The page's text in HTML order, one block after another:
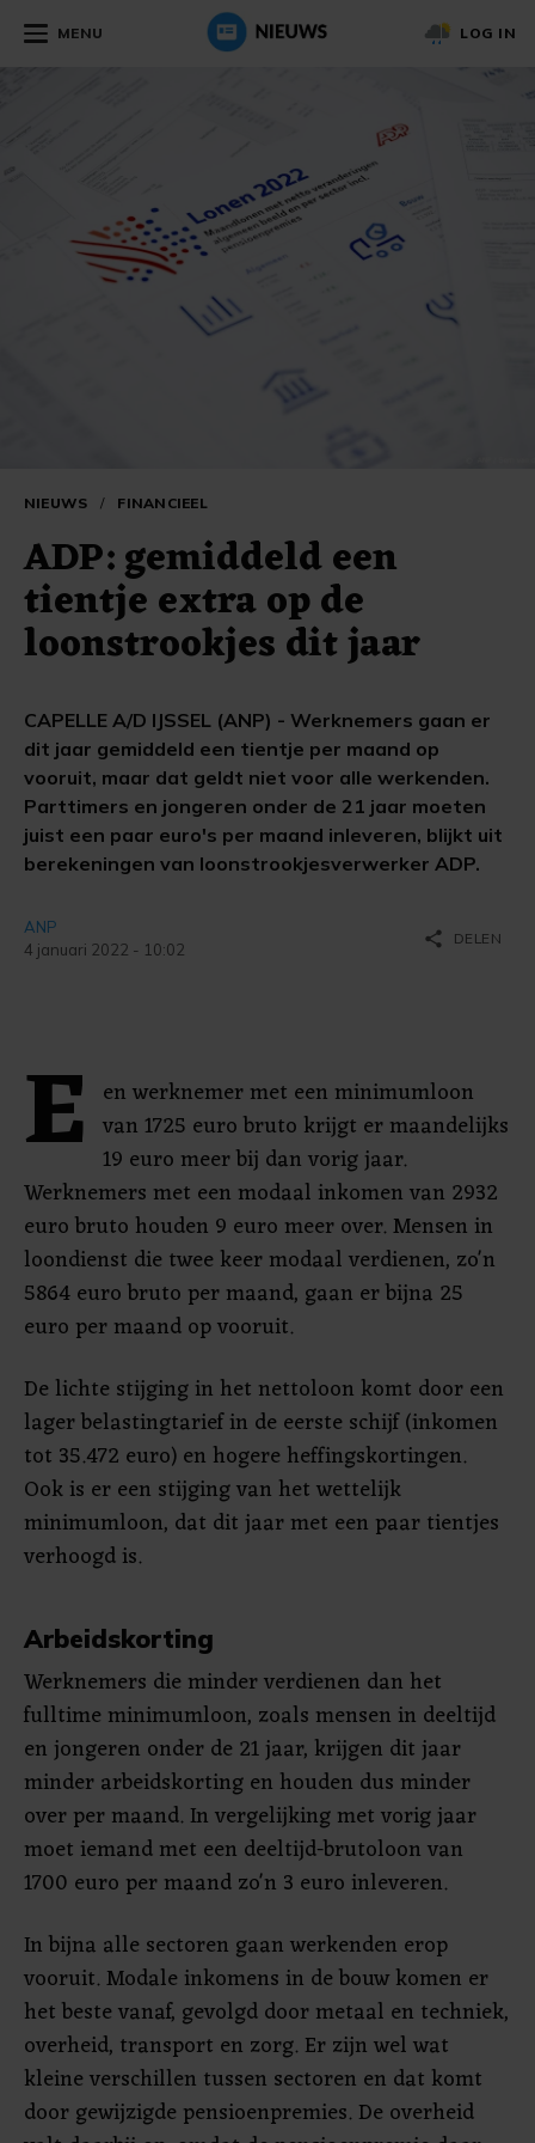
MENU LOG IN
NIEUWS / FINANCIEEL
ADP: gemiddeld een
tientje extra op de
loonstrookjes dit jaar
CAPELLE A/D IJSSEL (ANP) - Werknemers gaan er
dit jaar gemiddeld een tientje per maand op
vooruit, maar dat geldt niet voor alle werkenden.
Parttimers en jongeren onder de 21 jaar moeten
juist een paar euro's per maand inleveren, blijkt uit
berekeningen van loonstrookjesverwerker ADP.
ANP
4 januari 2022 - 10:02
share DELEN
E en werknemer met een minimumloon
van 1725 euro bruto krijgt er maandelijks
19 euro meer bij dan vorig jaar.
Werknemers met een modaal inkomen van 2932
euro bruto houden 9 euro meer over. Mensen in
loondienst die twee keer modaal verdienen, zo'n
5864 euro bruto per maand, gaan er bijna 25
euro per maand op vooruit.
De lichte stijging in het nettoloon komt door een
lager belastingtarief in de eerste schijf (inkomen
tot 35.472 euro) en hogere heffingskortingen.
Ook is er een stijging van het wettelijk
minimumloon, dat dit jaar met een paar tientjes
verhoogd is.
Arbeidskorting
Werknemers die minder verdienen dan het
fulltime minimumloon, zoals mensen in deeltijd
en jongeren onder de 21 jaar, krijgen dit jaar
minder arbeidskorting en houden dus minder
over per maand. In vergelijking met vorig jaar
moet iemand met een deeltijd-brutoloon van
1700 euro per maand zo'n 3 euro inleveren.
In bijna alle sectoren gaan werkenden erop
vooruit. Modale inkomens in de bouw komen er
het beste vanaf, gevolgd door metaal en techniek,
overheid, transport en zorg. Er zijn wel wat
kleine verschillen tussen sectoren en dat komt
door gewijzigde pensioenpremies. De overheid